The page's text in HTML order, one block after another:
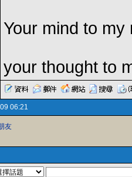
Your mind to my
your thought to
09 06:21
友